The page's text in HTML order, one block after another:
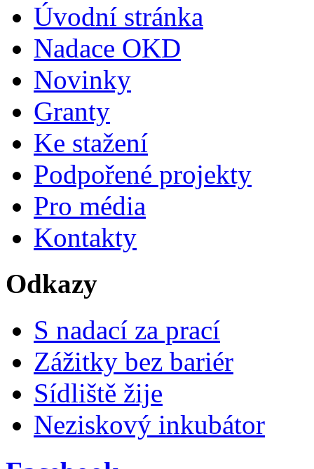
Úvodní stránka
Nadace OKD
Novinky
Granty
Ke stažení
Podpořené projekty
Pro média
Kontakty
Odkazy
S nadací za prací
Zážitky bez bariér
Sídliště žije
Neziskový inkubátor